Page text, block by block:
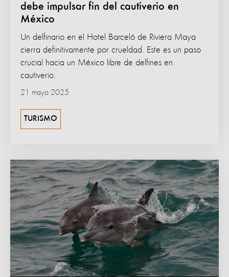
debe impulsar fin del cautiverio en
México
Un delfinario en el Hotel Barceló de Riviera Maya
cierra definitivamente por crueldad. Este es un paso
crucial hacia un México libre de delfines en
cautiverio.
21 mayo 2025
TURISMO